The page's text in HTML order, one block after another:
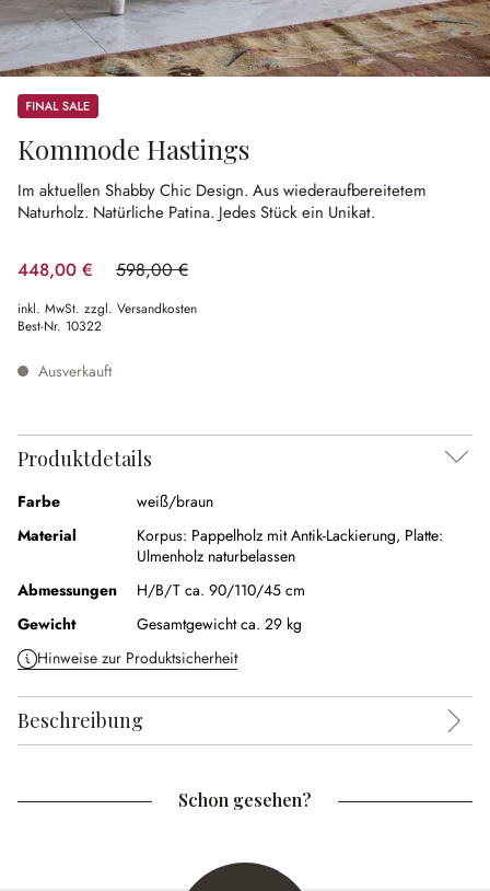
Sale
Kommode Hastings
Im aktuellen Shabby Chic Design. Aus wiederaufbereitetem
Naturholz. Natürliche Patina. Jedes Stück ein Unikat.
448,00 € 598,00 €
(25.08% gespart)
inkl. MwSt. zzgl. Versandkosten
Best-Nr. 10322
Ausverkauft
Produktdetails
Farbe
weiß/braun
Material
Korpus: Pappelholz mit Antik-Lackierung, Platte:
Ulmenholz naturbelassen
Abmessungen
H/B/T ca. 90/110/45 cm
Gewicht
Gesamtgewicht ca. 29 kg
Hinweise zur Produktsicherheit
Beschreibung
Schon gesehen?